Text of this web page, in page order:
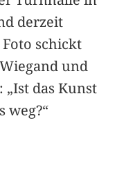
derzeit
schickt
und
das Kunst
weg?“